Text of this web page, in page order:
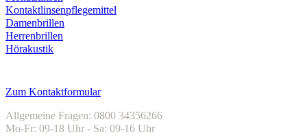
Kontaktlinsenpflegemittel
Damenbrillen
Herrenbrillen
Hörakustik
Zum Kontaktformular
Allgemeine Fragen: 0800 34356266
Mo-Fr: 09-18 Uhr - Sa: 09-16 Uhr